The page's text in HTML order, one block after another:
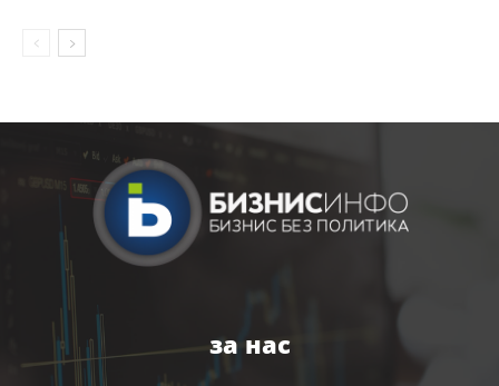
за нас